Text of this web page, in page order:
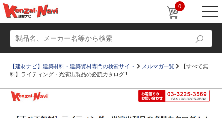
0
【建材ナビ】建築材料・建築資材専門の検索サイト メルマガ一覧
【すべて無
料】ライティング・光演出製品の必読カタログ!!